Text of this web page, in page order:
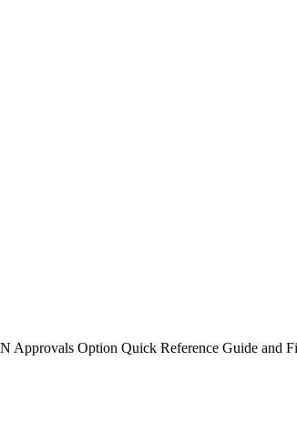
Approvals Option Quick Reference Guide and